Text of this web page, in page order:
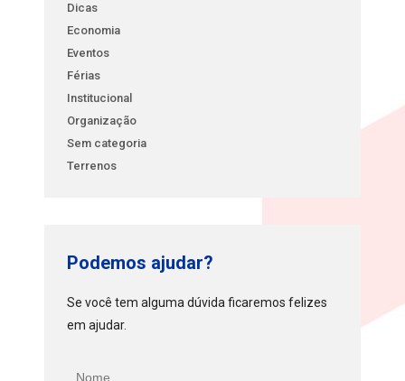
Dicas
Economia
Eventos
Férias
Institucional
Organização
Sem categoria
Terrenos
Podemos ajudar?
Se você tem alguma dúvida ficaremos felizes
em ajudar.